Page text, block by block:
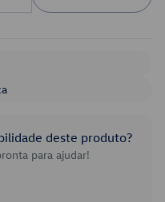
deste produto?
para ajudar!